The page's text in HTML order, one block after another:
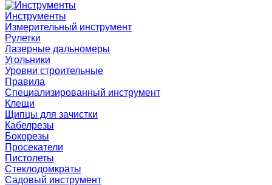
Инструменты
Измерительный инструмент
Рулетки
Лазерные дальномеры
Угольники
Уровни строительные
Правила
Специализированный инструмент
Клещи
Щипцы для зачистки
Кабелрезы
Бокорезы
Просекатели
Пистолеты
Стеклодомкраты
Садовый инструмент